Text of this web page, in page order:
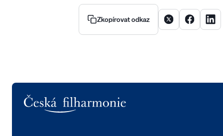
Zkopírovat odkaz Sdílet článek na X
Sdílet